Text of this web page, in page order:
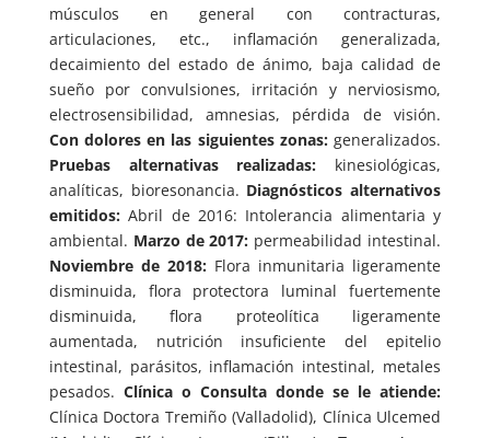
músculos en general con contracturas,
articulaciones, etc., inflamación generalizada,
decaimiento del estado de ánimo, baja calidad de
sueño por convulsiones, irritación y nerviosismo,
electrosensibilidad, amnesias, pérdida de visión.
Con dolores en las siguientes zonas:generalizados.
Pruebas alternativas realizadas: kinesiológicas,
analíticas, bioresonancia. Diagnósticos alternativos
emitidos:Abril de 2016: Intolerancia alimentaria y
ambiental. Marzo de 2017: permeabilidad intestinal.
Noviembre de 2018:Flora inmunitaria ligeramente
disminuida, flora protectora luminal fuertemente
disminuida, flora proteolítica ligeramente
aumentada, nutrición insuficiente del epitelio
intestinal, parásitos, inflamación intestinal, metales
pesados. Clínica o Consulta donde se le atiende:
Clínica Doctora Tremiño (Valladolid), Clínica Ulcemed